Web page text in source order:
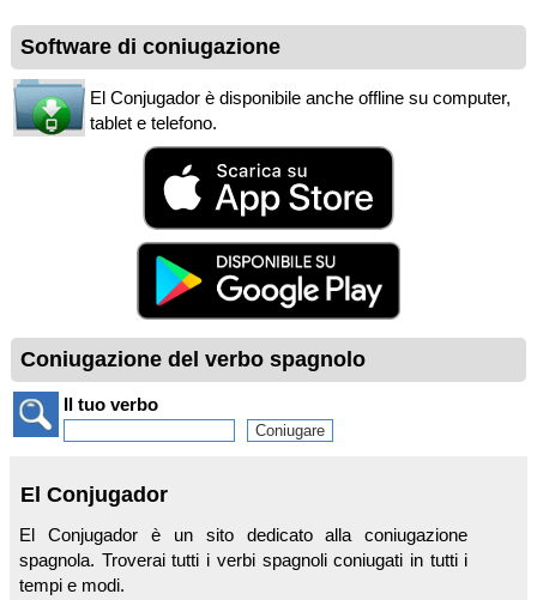
Software di coniugazione
El Conjugador è disponibile anche offline su computer,
tablet e telefono.
Coniugazione del verbo spagnolo
Il tuo verbo
El Conjugador
El Conjugador è un sito dedicato alla coniugazione
spagnola. Troverai tutti i verbi spagnoli coniugati in tutti i
tempi e modi.